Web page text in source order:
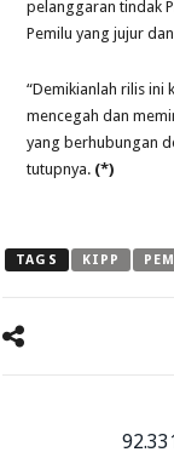
pelanggaran tindak
Pemilu yang jujur
“Demikianlah rilis ini
mencegah dan
yang berhubungan
tutupnya. (*)
TAGS KIPP